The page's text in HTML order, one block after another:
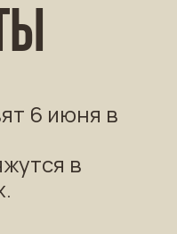
6 июня в
в